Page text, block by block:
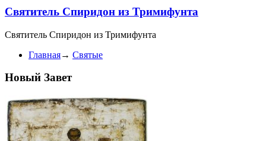
Святитель Спиридон из Тримифунта
Святитель Спиридон из Тримифунта
Главная→ Святые
Новый Завет